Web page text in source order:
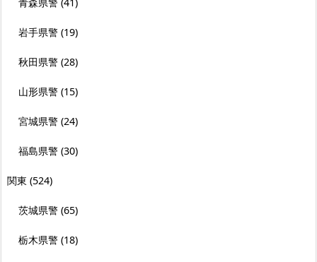
青森県警 (41)
岩手県警 (19)
秋田県警 (28)
山形県警 (15)
宮城県警 (24)
福島県警 (30)
関東 (524)
茨城県警 (65)
栃木県警 (18)